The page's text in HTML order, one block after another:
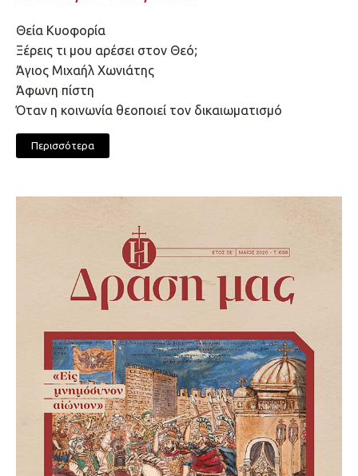
Θεία Κυοφορία
Ξέρεις τι μου αρέσει στον Θεό;
Άγιος Μιχαήλ Χωνιάτης
Άφωνη πίστη
Όταν η κοινωνία θεοποιεί τον δικαιωματισμό
Περισσότερα